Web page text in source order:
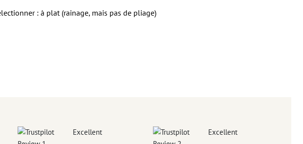
: à plat (rainage, mais pas de pliage)
Excellent Excellent